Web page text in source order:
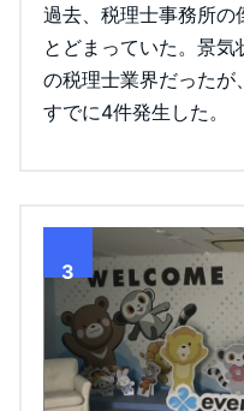
過去、税理士事務所の
とどまっていた。景
の税理士業界だった
すでに4件発生した。
3